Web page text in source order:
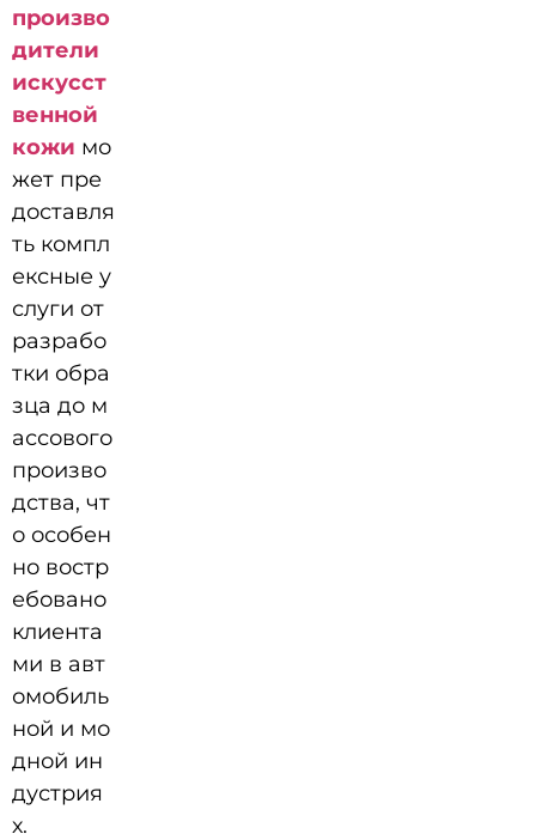
произво
дители
искусст
венной
кожи мо
жет пре
доставля
ть компл
ексные у
слуги от
разрабо
тки обра
зца до м
ассового
произво
дства, чт
о особен
но востр
ебовано
клиента
ми в авт
омобиль
ной и мо
дной ин
дустрия
х.